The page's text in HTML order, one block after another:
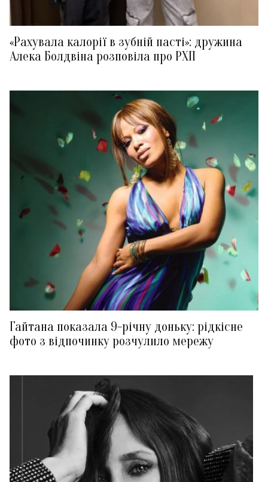
«Рахувала калорії в зубній пасті»: дружина
Алека Болдвіна розповіла про РХП
Гайтана показала 9-річну доньку: рідкісне
фото з відпочинку розчулило мережу